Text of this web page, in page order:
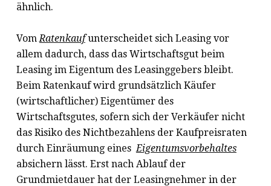
ähnlich.
Vom Ratenkaufunterscheidet sich Leasing vor
allem dadurch, dass das Wirtschaftsgut beim
Leasing im Eigentum des Leasinggebers bleibt.
Beim Ratenkauf wird grundsätzlich Käufer
(wirtschaftlicher) Eigentümer des
Wirtschaftsgutes, sofern sich der Verkäufer nicht
das Risiko des Nichtbezahlens der Kaufpreisraten
durch Einräumung eines Eigentumsvorbehaltes
absichern lässt. Erst nach Ablauf der
Grundmietdauer hat der Leasingnehmer in der